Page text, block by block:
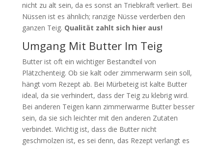
nicht zu alt sein, da es sonst an Triebkraft verliert. Bei
Nüssen ist es ähnlich; ranzige Nüsse verderben den
ganzen Teig. Qualität zahlt sich hier aus!
Umgang Mit Butter Im Teig
Butter ist oft ein wichtiger Bestandteil von
Plätzchenteig. Ob sie kalt oder zimmerwarm sein soll,
hängt vom Rezept ab. Bei Mürbeteig ist kalte Butter
ideal, da sie verhindert, dass der Teig zu klebrig wird.
Bei anderen Teigen kann zimmerwarme Butter besser
sein, da sie sich leichter mit den anderen Zutaten
verbindet. Wichtig ist, dass die Butter nicht
geschmolzen ist, es sei denn, das Rezept verlangt es